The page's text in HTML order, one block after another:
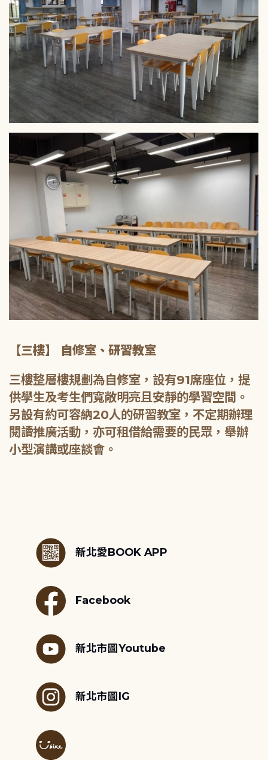
【三樓】 自修室、研習教室
三樓整層樓規劃為自修室，設有91席座位，提
供學生及考生們寬敞明亮且安靜的學習空間。
另設有約可容納20人的研習教室，不定期辦理
閱讀推廣活動，亦可租借給需要的民眾，舉辦
小型演講或座談會。
新北愛BOOK APP
Facebook
新北市圖Youtube
新北市圖IG